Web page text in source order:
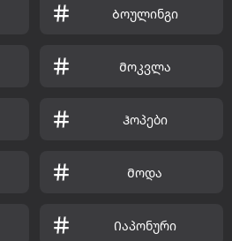
Ბოულინგი
Მოკვლა
Ჰოპები
Მოდა
Იაპონური